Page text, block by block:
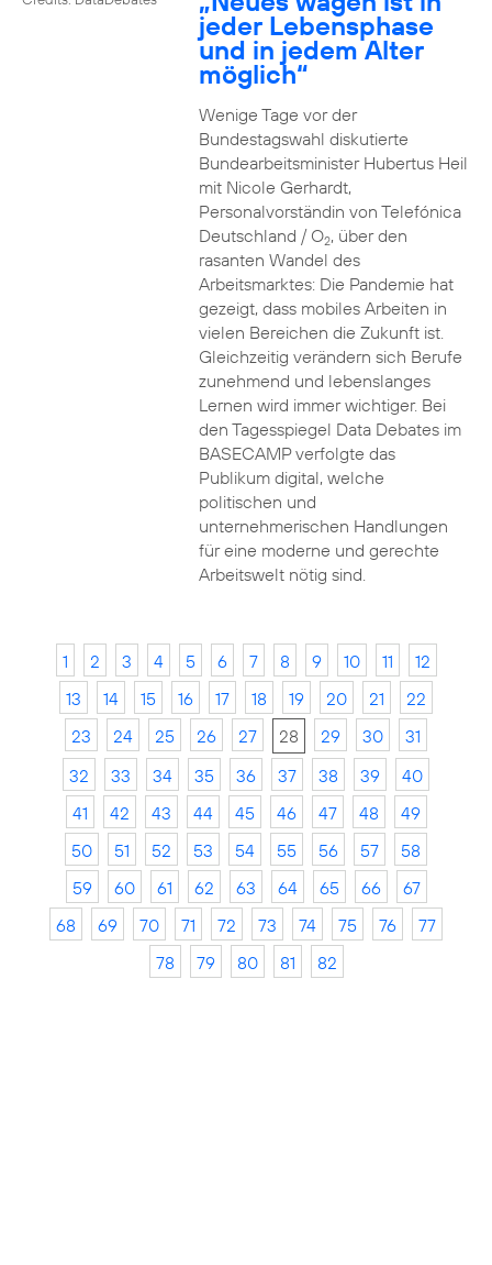
jeder Lebensphase
und in jedem Alter
möglich“
Wenige Tage vor der
Bundestagswahl diskutierte
Bundearbeitsminister Hubertus Heil
mit Nicole Gerhardt,
Personalvorständin von Telefónica
Deutschland / O2, über den
rasanten Wandel des
Arbeitsmarktes: Die Pandemie hat
gezeigt, dass mobiles Arbeiten in
vielen Bereichen die Zukunft ist.
Gleichzeitig verändern sich Berufe
zunehmend und lebenslanges
Lernen wird immer wichtiger. Bei
den Tagesspiegel Data Debates im
BASECAMP verfolgte das
Publikum digital, welche
politischen und
unternehmerischen Handlungen
für eine moderne und gerechte
Arbeitswelt nötig sind.
1 2 3 4 5 6 7 8 9 10 11
12
13
14 15 16 17 18 19 20 21
22
23
24 25 26 27 28 29 30
31
32
33 34 35 36 37 38 39
40
41
42 43 44 45 46 47 48
49
50
51 52 53 54 55 56 57
58
59
60 61 62 63 64 65 66
67
68
69 70 71 72 73 74 75 76
77
78
79 80 81 82